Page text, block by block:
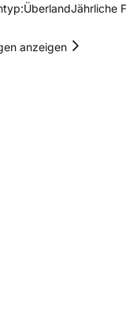
ÜberlandJährliche
anzeigen